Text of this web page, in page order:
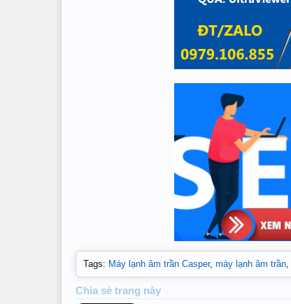
Tags: Máy lạnh âm trần Casper, máy lạnh âm trần
Chia sẻ trang này